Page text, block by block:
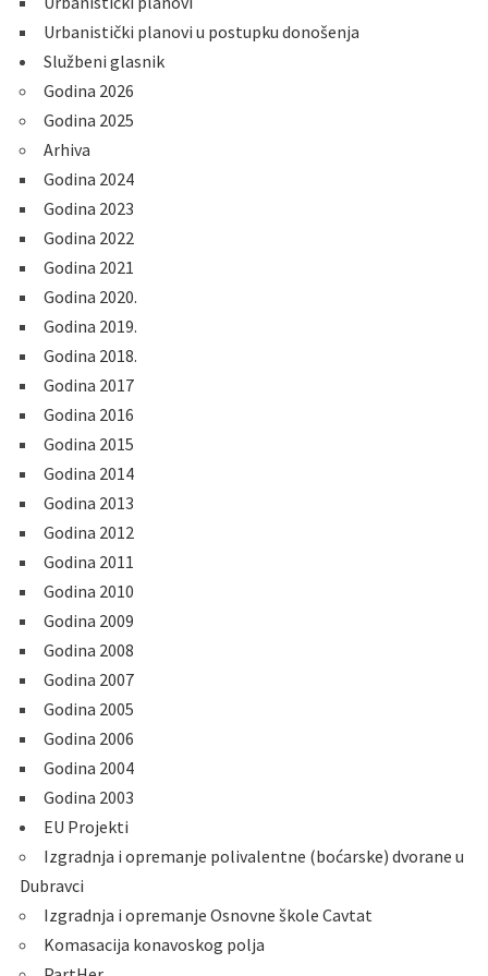
Urbanistički planovi u postupku donošenja
Službeni glasnik
Godina 2026
Godina 2025
Arhiva
Godina 2024
Godina 2023
Godina 2022
Godina 2021
Godina 2020.
Godina 2019.
Godina 2018.
Godina 2017
Godina 2016
Godina 2015
Godina 2014
Godina 2013
Godina 2012
Godina 2011
Godina 2010
Godina 2009
Godina 2008
Godina 2007
Godina 2005
Godina 2006
Godina 2004
Godina 2003
EU Projekti
Izgradnja i opremanje polivalentne (boćarske) dvorane u
Dubravci
Izgradnja i opremanje Osnovne škole Cavtat
Komasacija konavoskog polja